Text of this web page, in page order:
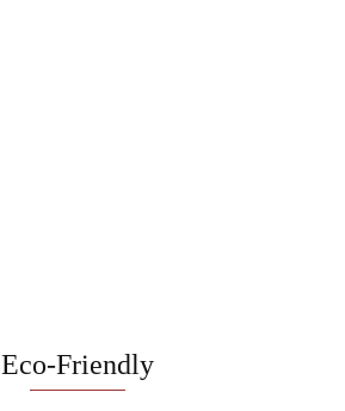
Eco-Friendly